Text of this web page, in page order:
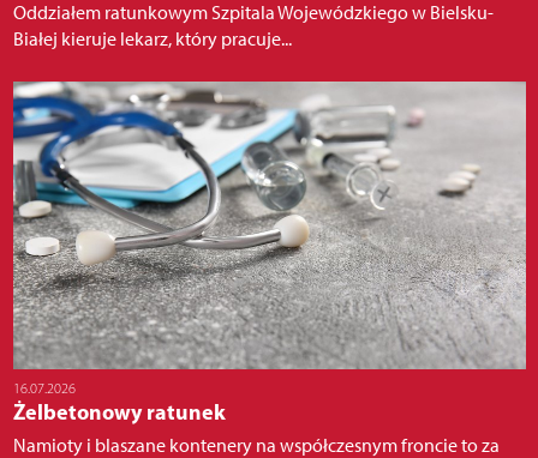
Oddziałem ratunkowym Szpitala Wojewódzkiego w Bielsku-
Białej kieruje lekarz, który pracuje...
16.07.2026
Żelbetonowy ratunek
Namioty i blaszane kontenery na współczesnym froncie to za